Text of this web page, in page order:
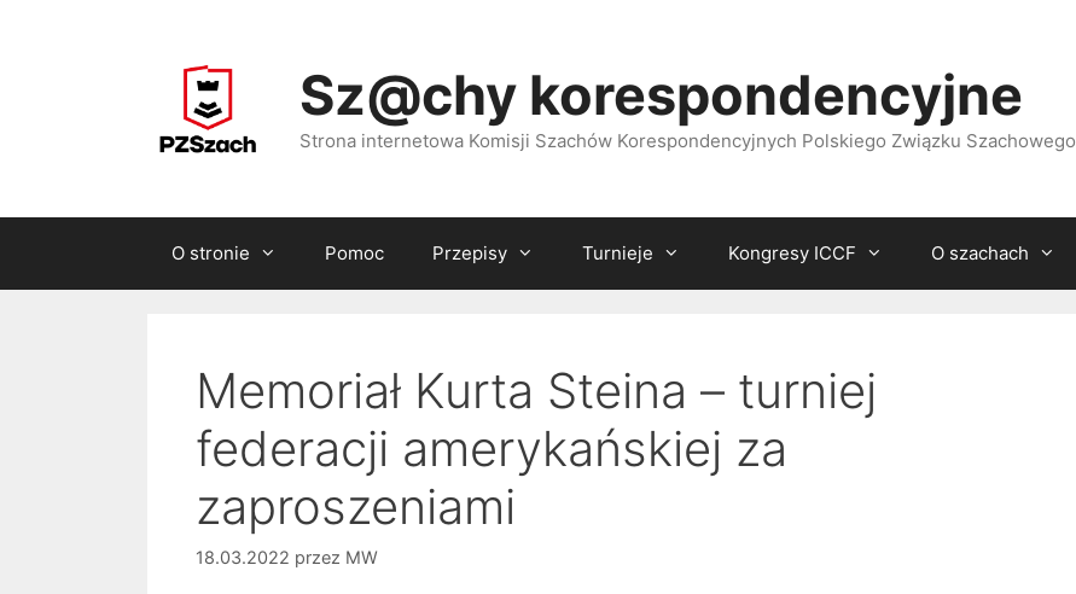
Sz@chy korespondencyjne
Strona internetowa Komisji Szachów Korespondencyjnych Polskiego Związku Szachowego
O stronie Pomoc Przepisy Turnieje Kongresy ICCF O szachach
Memoriał Kurta Steina – turniej
federacji amerykańskiej za
zaproszeniami
18.03.2022 przez MW